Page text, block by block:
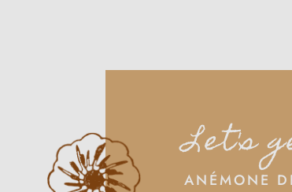
Let's
ANÉMONE